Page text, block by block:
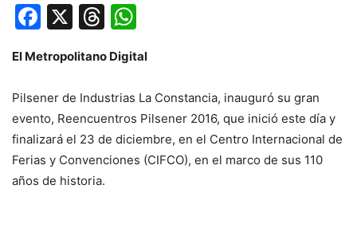
Facebook
X Threads
El Metropolitano Digital
Pilsener de Industrias La Constancia, inauguró su gran
evento, Reencuentros Pilsener 2016, que inició este día y
finalizará el 23 de diciembre, en el Centro Internacional de
Ferias y Convenciones (CIFCO), en el marco de sus 110
años de historia.